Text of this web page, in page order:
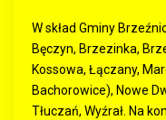
W skład Gminy
Bęczyn, Brzezinka,
Kossowa, Łączany,
Bachorowice), Nowe
Tłuczań, Wyźrał. Na